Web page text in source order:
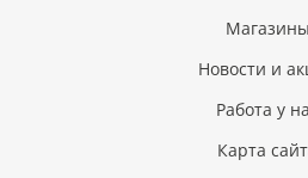
Магазины
Новости и
Работа у
Карта